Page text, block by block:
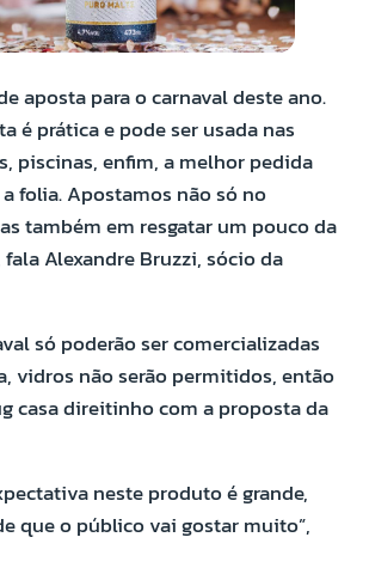
aposta para o carnaval deste ano.
é prática e pode ser usada nas
piscinas, enfim, a melhor pedida
a folia. Apostamos não só no
também em resgatar um pouco da
Alexandre Bruzzi, sócio da
só poderão ser comercializadas
vidros não serão permitidos, então
casa direitinho com a proposta da
neste produto é grande,
que o público vai gostar muito”,